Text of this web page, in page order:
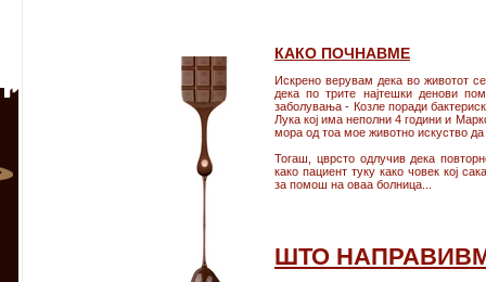
КАКО ПОЧНАВМЕ
Искрено верувам дека во животот
дека по трите најтешки денови
заболувања - Козле поради
Лука кој има неполни 4 години и
мора од тоа мое животно искуство
Тогаш, цврсто одлучив дека
како пациент туку како човек кој
за помош на оваа болница...
ШТО